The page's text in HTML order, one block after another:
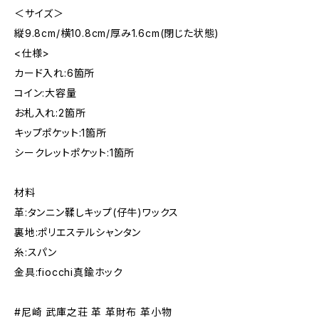
＜サイズ＞
縦9.8cm/横10.8cm/厚み1.6cm(閉じた状態)
<仕様>
カード入れ:6箇所
コイン:大容量
お札入れ:2箇所
キップポケット:1箇所
シークレットポケット:1箇所
材料
革:タンニン鞣しキップ(仔牛)ワックス
裏地:ポリエステルシャンタン
糸:スパン
金具:fiocchi真鍮ホック
#尼崎 武庫之荘 革 革財布 革小物